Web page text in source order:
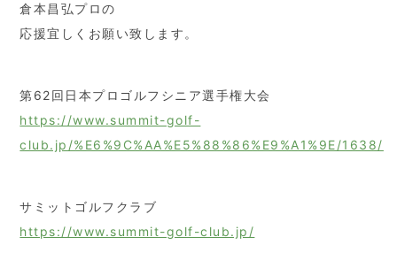
倉本昌弘プロの
応援宜しくお願い致します。
第62回日本プロゴルフシニア選手権大会
https://www.summit-golf-
club.jp/%E6%9C%AA%E5%88%86%E9%A1%9E/1638/
サミットゴルフクラブ
https://www.summit-golf-club.jp/